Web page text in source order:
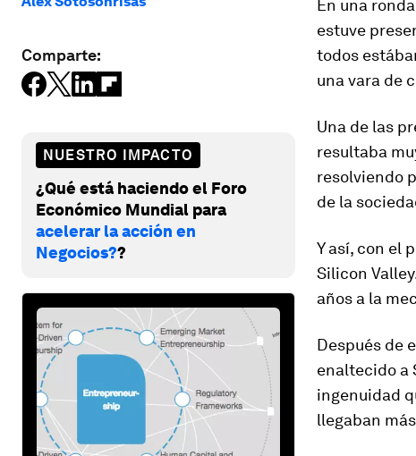
Comparte:
NUESTRO IMPACTO
¿Qué está haciendo el Foro
Económico Mundial para
acelerar la acción en
Negocios??
En una
estuve
todos
una vara de
Una de las
resultaba
resolviendo
de la
Y así, con el
Silicon
años a la
Después de
enaltecido a
ingenuidad
llegaban